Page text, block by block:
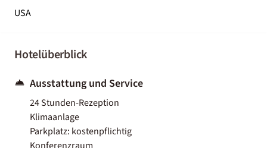
USA
Hotelüberblick
Ausstattung und Service
24 Stunden-Rezeption
Klimaanlage
Parkplatz: kostenpflichtig